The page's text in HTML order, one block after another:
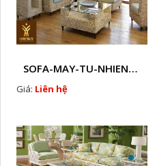
SOFA-MAY-TU-NHIEN-HTT - M66
Giá: Liên hệ